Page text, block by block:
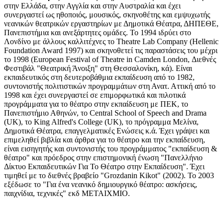
στην Ελλάδα, στην Αγγλία και στην Αυστραλία και έχει
συνεργαστεί ως ηθοποιός, μουσικός, σκηνοθέτης και εμψυχωτής
νεανικών θεατρικών εργαστηρίων με Δημοτικά Θέατρα, ΔΗΠΕΘΕ,
Πανεπιστήμια και ανεξάρτητες ομάδες. Το 1994 ιδρύει στο
Λονδίνο με άλλους καλλιτέχνες το Theatre Lab Company (Hellenic
Foundation Award 1997) και σκηνοθετεί τις παραστάσεις του μέχρι
το 1998 (European Festival of Theatre in Camden London, Διεθνές
Φεστιβάλ "Θεατρική Άνοιξη" στη Θεσσαλονίκη, κά). Είναι
εκπαιδευτικός στη δευτεροβάθμια εκπαίδευση από το 1982,
συντονιστής πολιτιστικών προγραμμάτων στη Ανατ. Αττική από το
1998 και έχει συνεργαστεί σε επιμορφωτικά και πιλοτικά
προγράμματα για το θέατρο στην εκπαίδευση με ΠΕΚ, το
Πανεπιστήμιο Αθηνών, το Central School of Speech and Drama
(UK), το King Alfred's College (UK), το πρόγραμμα Μελίνα,
Δημοτικά Θέατρα, επαγγελματικές Ενώσεις κ.ά. Έχει γράψει και
επιμεληθεί βιβλία και άρθρα για το θέατρο και την εκπαίδευση,
είναι εισηγητής και συντονιστής του προγράμματος "εκπαίδευση &
θέατρο" και πρόεδρος στην επιστημονική ένωση "Πανελλήνιο
Δίκτυο Εκπαιδευτικών Για Το Θέατρο στην Εκπαίδευση". Έχει
τιμηθεί με το διεθνές βραβείο "Grozdanin Kikot" (2002). To 2003
εξέδωσε το "Για ένα νεανικό δημιουργικό θέατρο: ασκήσεις,
παιχνίδια, τεχνικές" εκδ ΜΕΤΑΙΧΜΙΟ.